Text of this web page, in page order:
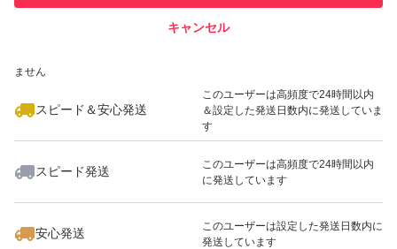
ません
スピード＆安心発送
このユーザーは高頻度で24時間以内
＆設定した発送日数内に発送していま
す
スピード発送
このユーザーは高頻度で24時間以内
に発送しています
安心発送
このユーザーは設定した発送日数内に
発送しています
キャンセル
いいね！
3,700